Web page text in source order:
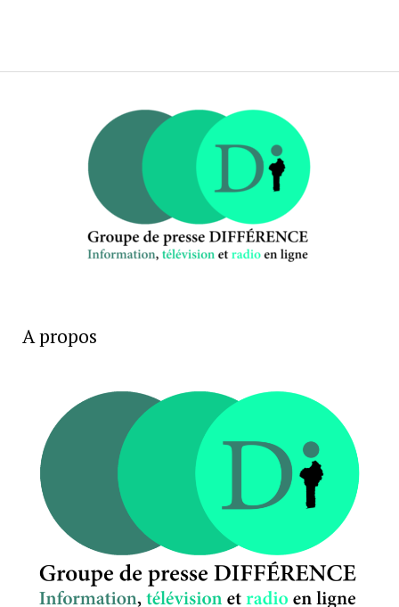
A propos